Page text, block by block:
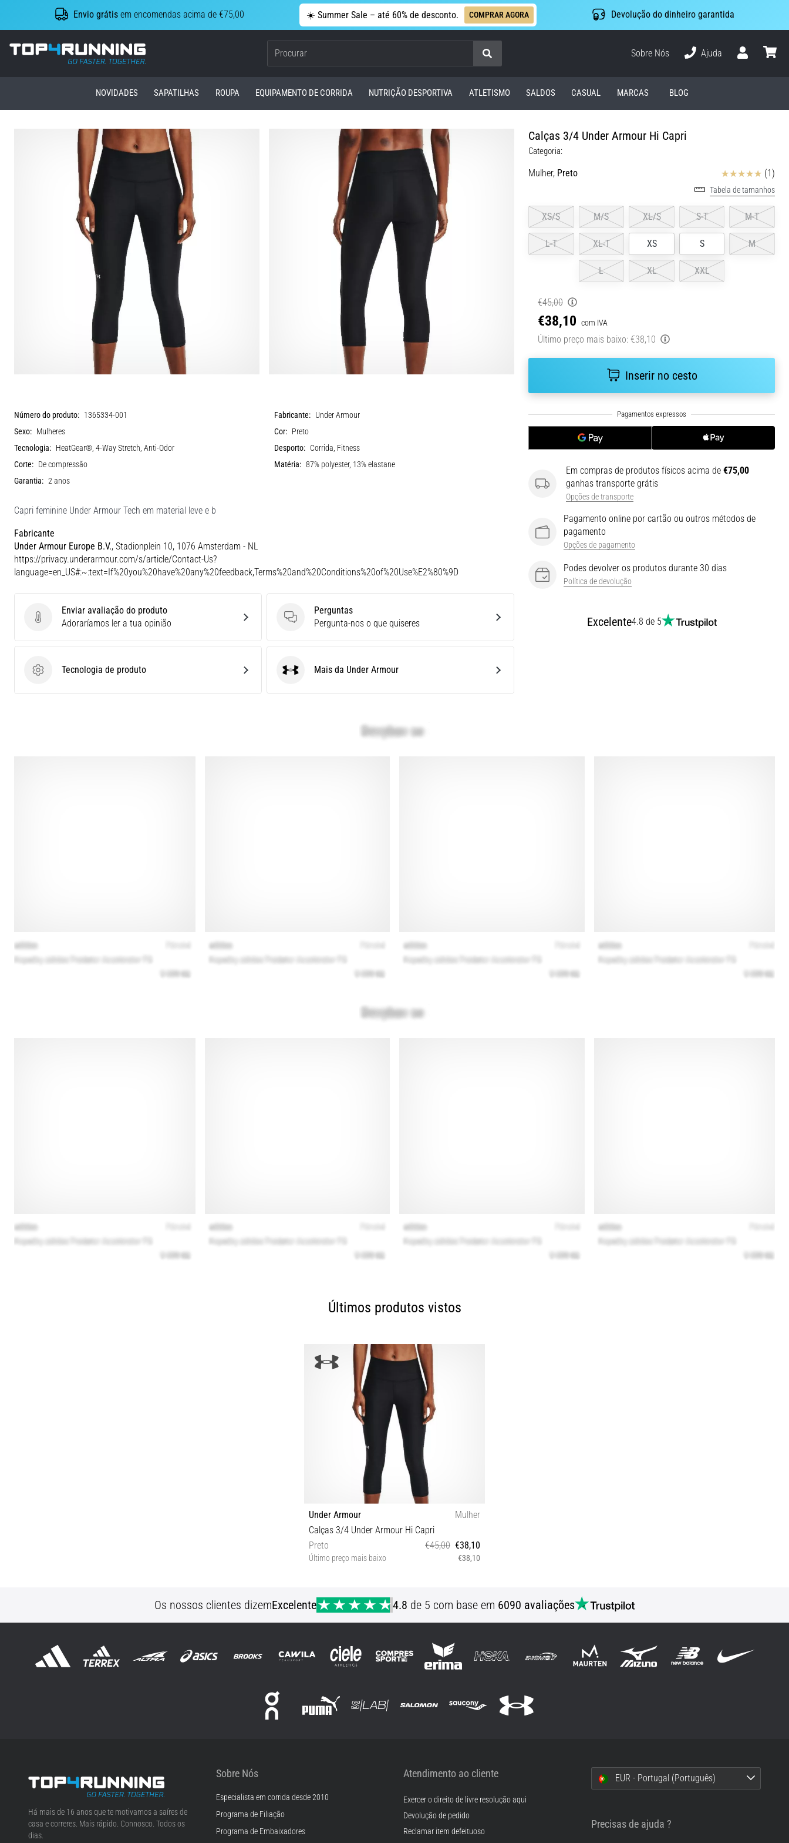
Envio grátis em encomendas acima de €75,00 ☀️ Summer Sale – até 60% de desconto. COMPRAR AGORA Devolução do dinheiro garantida
Top4Running.pt
Procurar
Sobre Nós
Ajuda
NOVIDADES SAPATILHAS ROUPA EQUIPAMENTO DE CORRIDA NUTRIÇÃO DESPORTIVA ATLETISMO SALDOS CASUAL MARCAS BLOG
Calças 3/4 Under Armour Hi Capri
Categoria:
Mulher, Preto Avaliação (1)
Tabela de tamanhos
XS/S M/S XL/S S-T M-T
L-T XL-T XS S M
L XL XXL
€45,00
€38,10 com IVA
Último preço mais baixo: €38,10
Inserir no cesto
Em compras de produtos físicos acima de €75,00
ganhas transporte grátis
Opções de transporte
Pagamento online por cartão ou outros métodos de
pagamento
Opções de pagamento
Podes devolver os produtos durante 30 dias
Política de devolução
Excelente4.8 de 5
Número do produto: 1365334-001 Fabricante: Under Armour
Sexo: Mulheres Cor: Preto
Tecnologia: HeatGear®, 4-Way Stretch, Anti-Odor Desporto: Corrida, Fitness
Corte: De compressão Matéria: 87% polyester, 13% elastane
Garantia: 2 anos
Capri feminine Under Armour Tech em material leve e b
Fabricante
Under Armour Europe B.V., Stadionplein 10, 1076 Amsterdam - NL
https://privacy.underarmour.com/s/article/Contact-Us?
language=en_US#:~:text=If%20you%20have%20any%20feedback,Terms%20and%20Conditions%20of%20Use%E2%80%9D
Enviar avaliação do produto
Enviar avaliação do produto
Adoraríamos ler a tua opinião
Perguntas
Perguntas
Pergunta-nos o que quiseres
Tecnologia de produto
Tecnologia de produto Under ArmourMais da Under Armour
Últimos produtos vistos
Under Armour
Mulher
Calças 3/4 Under Armour Hi Capri
Preto
€45,00 €38,10
Último preço mais baixo €38,10
Os nossos clientes dizemExcelente 4.8 de 5 com base em 6090 avaliações
Top4Running.pt
Há mais de 16 anos que te motivamos a saíres de
casa e correres. Mais rápido. Connosco. Todos os
dias.
Sobre Nós
Especialista em corrida desde 2010
Programa de Filiação
Programa de Embaixadores
Atendimento ao cliente
Exercer o direito de livre resolução aqui
Devolução de pedido
Reclamar item defeituoso
EUR - Portugal (Português)
Precisas de ajuda ?